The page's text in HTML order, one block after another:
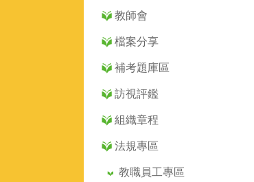
教師會
檔案分享
補考題庫區
訪視評鑑
組織章程
法規專區
教職員工專區